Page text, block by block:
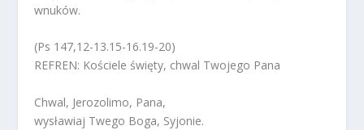
wnuków.
(Ps 147,12-13.15-16.19-20)
REFREN: Kościele święty, chwal Twojego Pana
Chwal, Jerozolimo, Pana,
wysławiaj Twego Boga, Syjonie.